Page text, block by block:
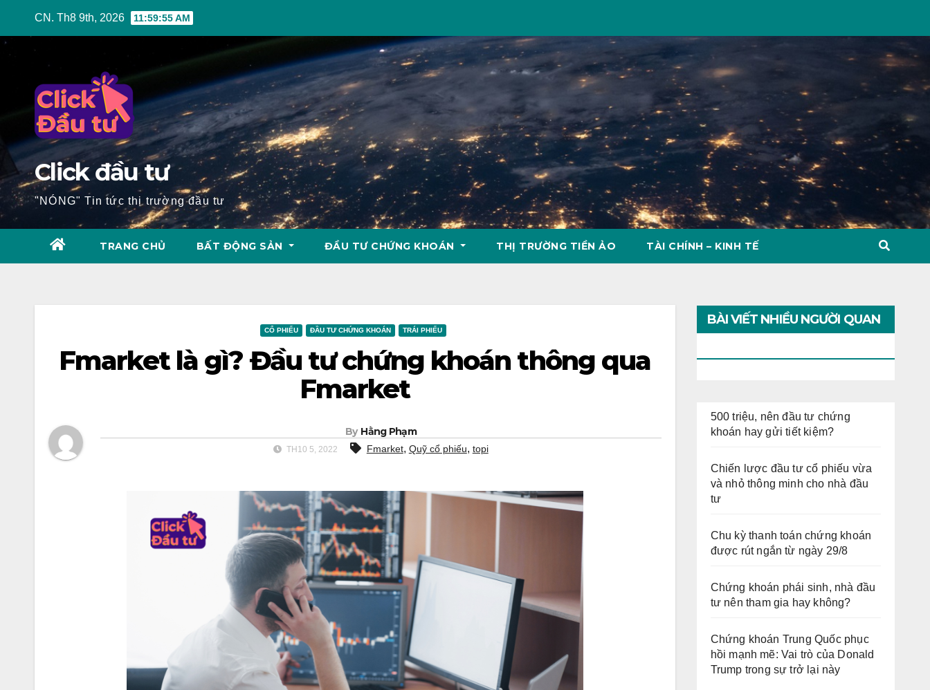
content
CN. Th8 9th, 2026 11:59:57 AM
Click đầu tư
"NÓNG" Tin tức thị trường đầu tư
TRANG CHỦ BẤT ĐỘNG SẢN ĐẦU TƯ CHỨNG KHOÁN THỊ TRƯỜNG TIỀN ẢO TÀI CHÍNH – KINH TẾ
CỔ PHIẾU ĐẦU TƯ CHỨNG KHOÁN TRÁI PHIẾU
Fmarket là gì? Đầu tư chứng khoán thông qua
Fmarket
By Hằng Phạm
TH10 5, 2022 Fmarket, Quỹ cổ phiếu, topi
BÀI VIẾT NHIỀU NGƯỜI QUAN
500 triệu, nên đầu tư chứng
khoán hay gửi tiết kiệm?
Chiến lược đầu tư cổ phiếu vừa
và nhỏ thông minh cho nhà đầu
tư
Chu kỳ thanh toán chứng khoán
được rút ngắn từ ngày 29/8
Chứng khoán phái sinh, nhà đầu
tư nên tham gia hay không?
Chứng khoán Trung Quốc phục
hồi mạnh mẽ: Vai trò của Donald
Trump trong sự trở lại này